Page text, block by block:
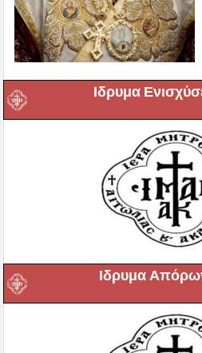
Ιδρυμα
Ιδρυμα